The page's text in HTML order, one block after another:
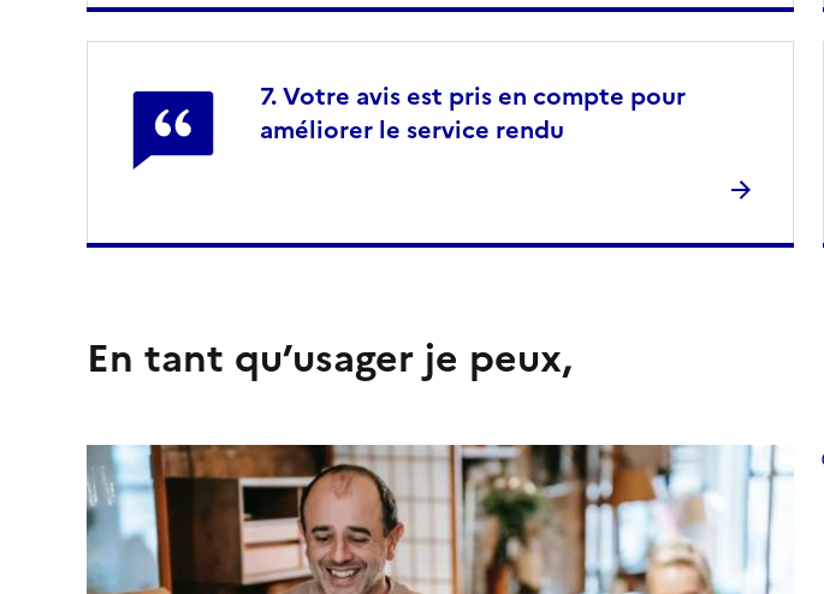
Votre avis est pris en compte pour
améliorer le service rendu
En tant qu’usager je peux,